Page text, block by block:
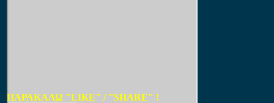
ΠΑΡΑΚΑΛΩ "LIKE" / "SHARE" !